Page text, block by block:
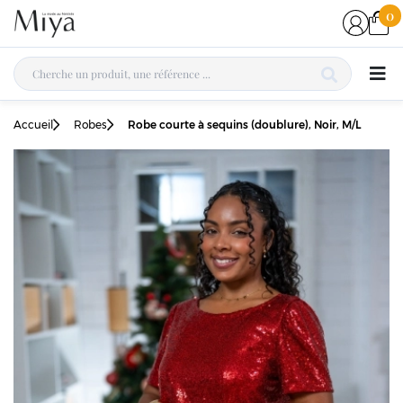
0
Accueil Robes Robe courte à sequins (doublure), Noir, M/L